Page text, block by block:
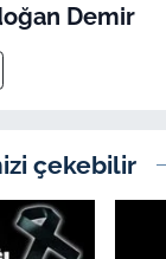
Demir
çekebilir